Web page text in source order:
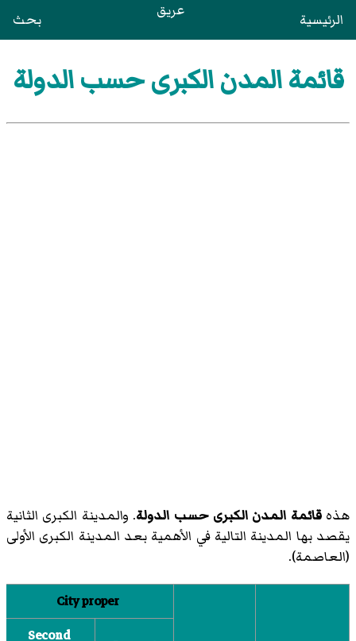
الرئيسية عريق بحث
قائمة المدن الكبرى حسب الدولة
هذهقائمة المدن الكبرى حسب الدولة. والمدينة الكبرى الثانية
يقصد بها المدينة التالية في الأهمية بعد المدينة الكبرى الأولى
(العاصمة).
City proper
Second